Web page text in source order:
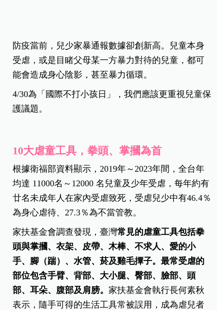
防疫當前，兒少家暴通報數據卻創新高。兒童本身
受虐，或是目睹父母某一方暴力對待的兒童，都可
能會造成身心陰影，甚至暴力循環。
4/30為「國際不打小孩日」，我們應該更重視兒童保
護議題。
10大虐童工具，拳頭、掌摑為首
根據衛福部資料顯示，2019年～2023年間，全台年
均達 11000名～12000 名兒童及少年受虐，每年約有
廿名未成年人在家內受虐致死，受虐兒少中有46.4％
為身心虐待、27.3％為不當管教。
家扶基金會調查發現，臺灣常見的虐童工具包括拳
頭與掌摑、衣架、皮帶、木棒、不求人、愛的小
手、腳（踹）、水管、菸及雞毛撢子。最常受虐的
部位包含手臂、背部、大小腿、臀部、臉部、頭
部、耳朵、腹部及肩膀。 家扶基金會執行長何素秋
表示，隨手可得的生活工具常被誤用，成為虐兒者